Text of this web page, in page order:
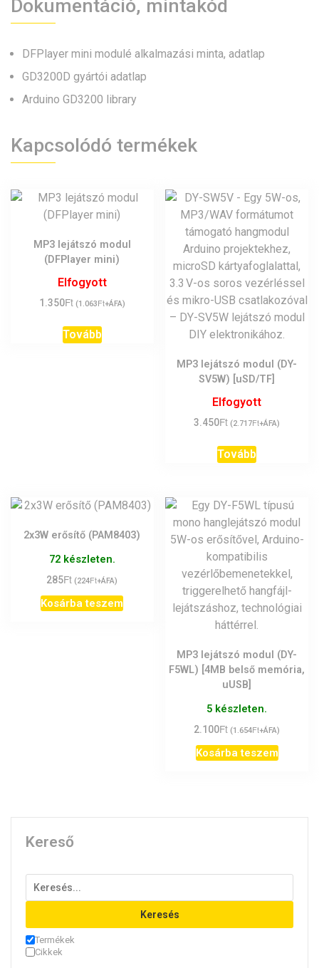
Dokumentáció, mintakód
DFPlayer mini modulé alkalmazási minta, adatlap
GD3200D gyártói adatlap
Arduino GD3200 library
Kapcsolódó termékek
MP3 lejátszó modul
(DFPlayer mini)
Elfogyott
1.350Ft (1.063Ft+ÁFA)
Tovább
MP3 lejátszó modul (DY-
SV5W) [uSD/TF]
Elfogyott
3.450Ft (2.717Ft+ÁFA)
Tovább
2x3W erősítő (PAM8403)
72 készleten.
285Ft (224Ft+ÁFA)
Kosárba teszem
MP3 lejátszó modul (DY-
F5WL) [4MB belső memória,
uUSB]
5 készleten.
2.100Ft (1.654Ft+ÁFA)
Kosárba teszem
Kereső
Keresés
Termékek
Cikkek